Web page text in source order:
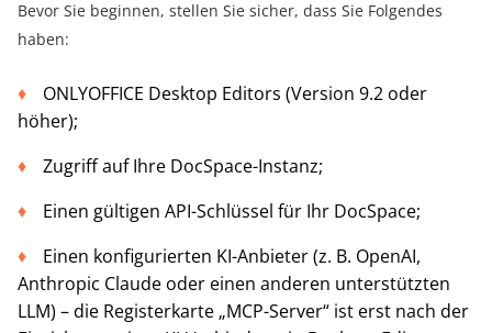
Bevor Sie beginnen, stellen Sie sicher, dass Sie Folgendes
haben:
ONLYOFFICE Desktop Editors (Version 9.2 oder
höher);
Zugriff auf Ihre DocSpace-Instanz;
Einen gültigen API-Schlüssel für Ihr DocSpace;
Einen konfigurierten KI-Anbieter (z. B. OpenAI,
Anthropic Claude oder einen anderen unterstützten
LLM) – die Registerkarte „MCP-Server“ ist erst nach der